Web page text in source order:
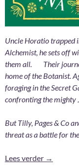
Uncle Horatio trapped
Alchemist, he sets off
them all. Their
home of the Botanist.
foraging in the Secret
confronting the mighty
But Tilly, Pages & Co
threat as a battle for
Lees verder The
→